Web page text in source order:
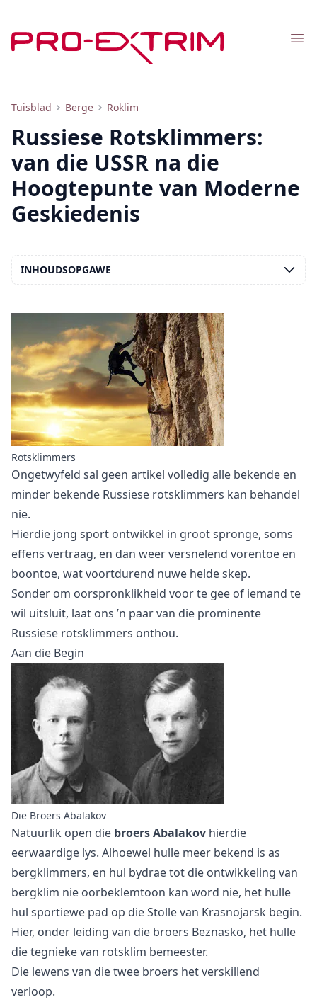
Tuisblad Berge Roklim
Bekende Russiese Rotsklimmers, Veterane van die USSR Rotsklim
Russiese Rotsklimmers:
van die USSR na die
Hoogtepunte van Moderne
Geskiedenis
Rotsklimmers
Ongetwyfeld sal geen artikel volledig alle bekende en
minder bekende Russiese rotsklimmers kan behandel
nie.
Hierdie jong sport ontwikkel in groot spronge, soms
effens vertraag, en dan weer versnelend vorentoe en
boontoe, wat voortdurend nuwe helde skep.
Sonder om oorspronklikheid voor te gee of iemand te
wil uitsluit, laat ons ’n paar van die prominente
Russiese rotsklimmers onthou.
Aan die Begin
Die Broers Abalakov
Natuurlik open die broers Abalakov hierdie
eerwaardige lys. Alhoewel hulle meer bekend is as
bergklimmers, en hul bydrae tot die ontwikkeling van
bergklim nie oorbeklemtoon kan word nie, het hulle
hul sportiewe pad op die Stolle van Krasnojarsk begin.
Hier, onder leiding van die broers Beznasko, het hulle
dietegnieke van rotsklim bemeester.
Die lewens van die twee broers het verskillend
verloop.
INHOUDSOPGAWE